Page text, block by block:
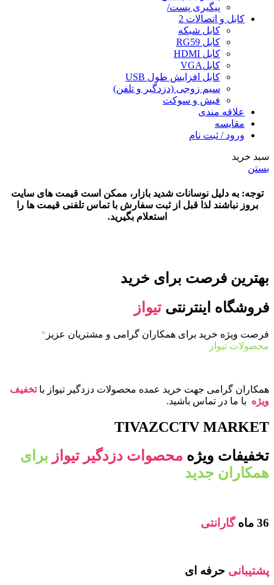
پیگیری پست/
کابل و اتصالات 2
کابل شبکه
کابل RG59
کابل HDMI
کابلVGA
کابل افزایش طول USB
سیم زوجی (دزدگیر و تلفن)
فیش و سوکت
علاقه مندی
مقایسه
ورود / ثبت نام
سبد خرید
بستن
توجه: به دلیل نوسانات شدید بازار، ممکن است قیمت های سایت
بروز نباشند لذا قبل از ثبت سفارش با تماس تلفنی قیمت ها را
استعلام بگیرید.
بهترین فرصت برای خرید
فروشگاه اینترنتی تیواز
فرصت ویژه خرید برای همکاران گرامی و مشتریان عزیز *
محصولات تیواز
همکاران گرامی جهت خرید عمده محصولات دزدگیر تیواز باتخفیف
ویژه با ما در تماس باشید.
TIVAZCCTV MARKET
تخفیفات ویژه محصوات دزدگیر تیواز برای
همکاران جدید
36 ماه گارانتی
پشتیبانی حرفه ای